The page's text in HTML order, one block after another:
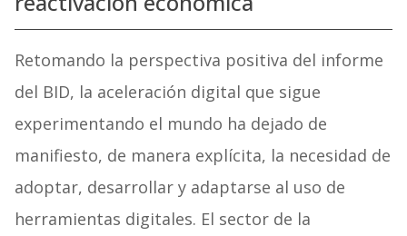
Retomando la perspectiva positiva del informe
del BID, la aceleración digital que sigue
experimentando el mundo ha dejado de
manifiesto, de manera explícita, la necesidad de
adoptar, desarrollar y adaptarse al uso de
herramientas digitales. El sector de la